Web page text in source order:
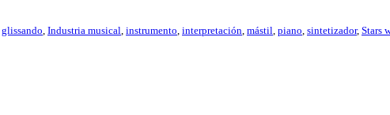
glissando, Industria musical, instrumento, interpretación, mástil, piano, sintetizador, Stars